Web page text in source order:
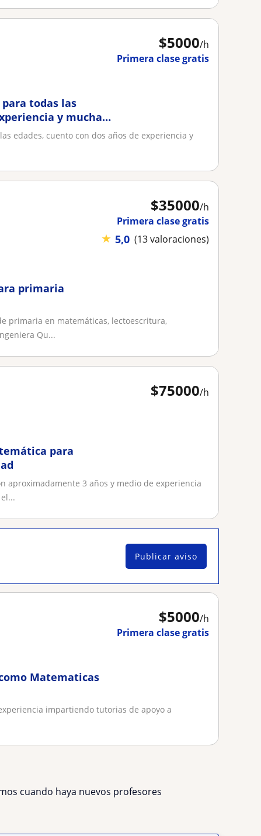
$5000/h
Primera clase gratis
todas las
y mucha
edades, cuento con dos años de experiencia y
$35000/h
Primera clase gratis
★ 5,0 (13 valoraciones)
primaria
primaria en matemáticas, lectoescritura,
Qu...
$75000/h
para
aproximadamente 3 años y medio de experiencia
Publicar aviso
$5000/h
Primera clase gratis
Matematicas
impartiendo tutorias de apoyo a
cuando haya nuevos profesores